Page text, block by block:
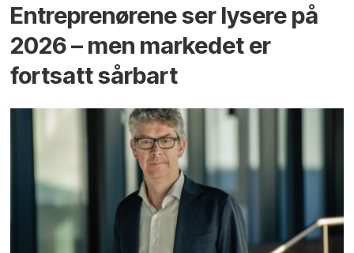
Entreprenørene ser lysere på
2026 – men markedet er
fortsatt sårbart